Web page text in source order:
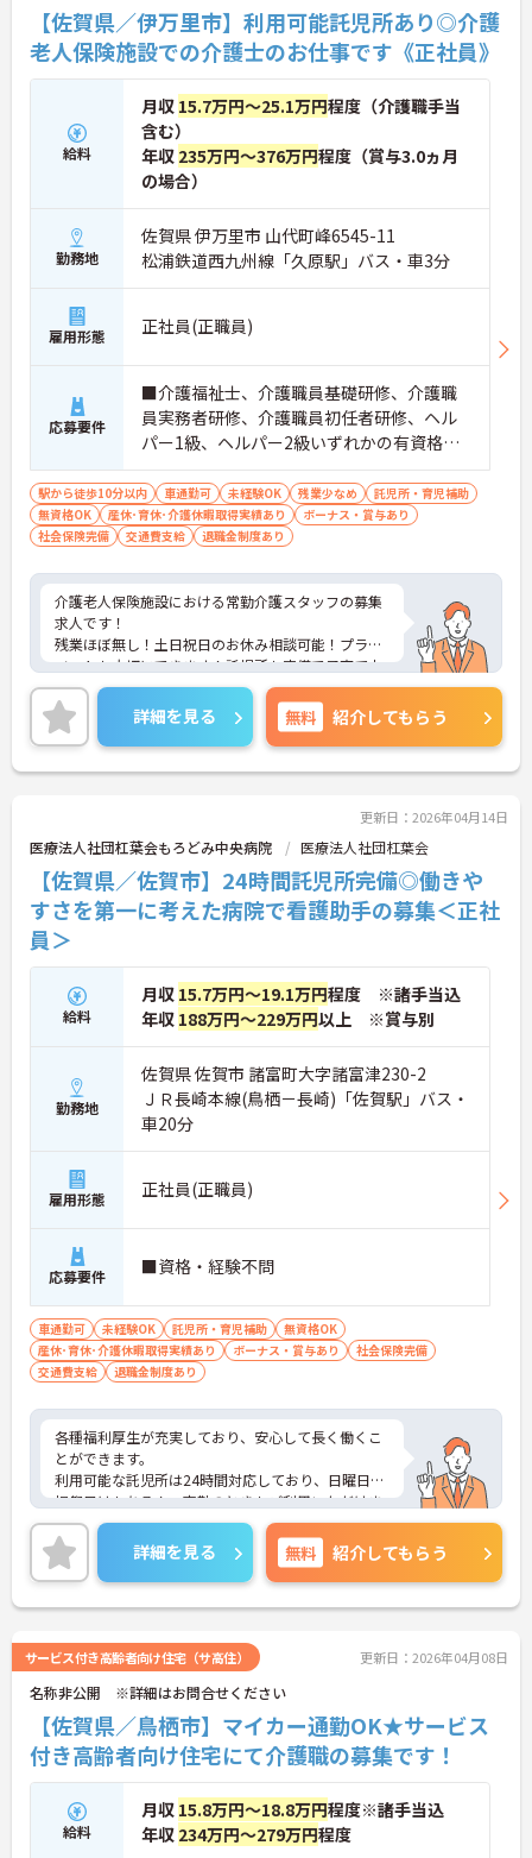
【佐賀県／伊万里市】利用可能託児所あり◎介護
老人保険施設での介護士のお仕事です《正社員》
給料
月収 15.7万円～25.1万円程度（介護職手当
含む）
年収 235万円～376万円程度（賞与3.0ヵ月
の場合）
勤務地
佐賀県 伊万里市 山代町峰6545-11
松浦鉄道西九州線「久原駅」バス・車3分
雇用形態 正社員(正職員)
応募要件
■介護福祉士、介護職員基礎研修、介護職
員実務者研修、介護職員初任者研修、ヘル
パー1級、ヘルパー2級いずれかの有資格者
は採用面で優遇 ※無資格・未経験相談可能
駅から徒歩10分以内 車通勤可 未経験OK 残業少なめ
託児所・育児補助
無資格OK
産休･育休･介護休暇取得実績あり
ボーナス・賞与あり
社会保険完備
交通費支給 退職金制度あり
介護老人保険施設における常勤介護スタッフの募集
求人です！
残業ほぼ無し！土日祝日のお休み相談可能！プライ
ベートも大切にできます！託児所も完備で子育て中
の方も安心！
ご興味ある方には、面接のポイントなど、さらに詳
細をお話致しますのでお気軽にご相談ください。
詳細を見る 無料 紹介してもらう
更新日：2026年04月14日
医療法人社団杠葉会もろどみ中央病院 医療法人社団杠葉会
【佐賀県／佐賀市】24時間託児所完備◎働きや
すさを第一に考えた病院で看護助手の募集＜正社
員＞
給料
月収 15.7万円～19.1万円程度 ※諸手当込
年収 188万円～229万円以上 ※賞与別
勤務地
佐賀県 佐賀市 諸富町大字諸富津230-2
ＪＲ長崎本線(鳥栖－長崎)「佐賀駅」バス・
車20分
雇用形態 正社員(正職員)
応募要件 ■資格・経験不問
車通勤可 未経験OK 託児所・育児補助
無資格OK
産休･育休･介護休暇取得実績あり
ボーナス・賞与あり
社会保険完備
交通費支給
退職金制度あり
各種福利厚生が充実しており、安心して長く働くこ
とができます。
利用可能な託児所は24時間対応しており、日曜日や
祝祭日はもちろん、夜勤のときもご利用いただけま
す。
ご興味がある方は是非一度マイナビまでお問い合わ
せください。さらに詳細などお伝えします！
詳細を見る 無料 紹介してもらう
サービス付き高齢者向け住宅（サ高住） 更新日：2026年04月08日
名称非公開 ※詳細はお問合せください
【佐賀県／鳥栖市】マイカー通勤OK★サービス
付き高齢者向け住宅にて介護職の募集です！
給料
月収 15.8万円～18.8万円程度※諸手当込
年収 234万円～279万円程度